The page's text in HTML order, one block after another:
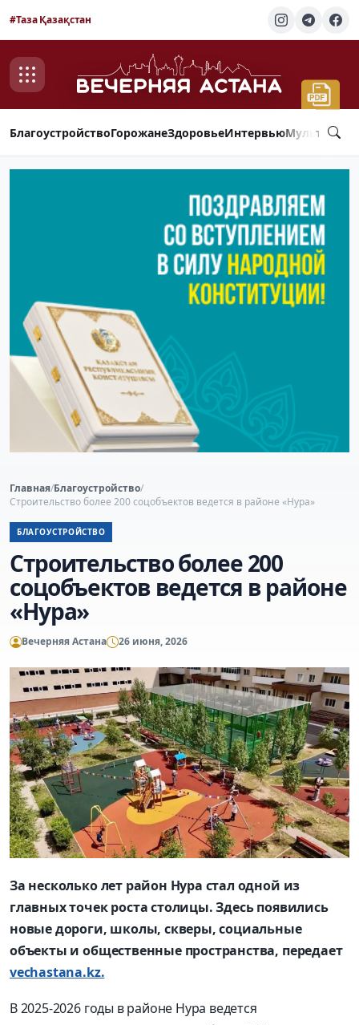
#Таза Қазақстан
БлагоустройствоГорожанеЗдоровьеИнтервью
Главная/Благоустройство/
Строительство более 200 соцобъектов ведется в районе «Нура»
БЛАГОУСТРОЙСТВО
Строительство более 200
соцобъектов ведется в районе
«Нура»
Вечерняя Астана 26 июня, 2026
За несколько лет район Нура стал одной из
главных точек роста столицы. Здесь появились
новые дороги, школы, скверы, социальные
объекты и общественные пространства, передает
vechastana.kz.
В 2025-2026 годы в районе Нура ведется